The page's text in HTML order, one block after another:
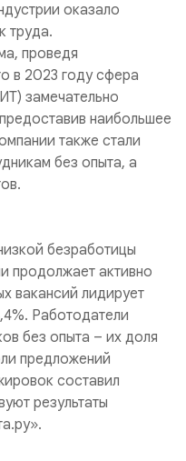
оказало
труда.
проведя
в 2023 году сфера
замечательно
наибольшее
также стали
без опыта, а
безработицы
продолжает активно
вакансий лидирует
Работодатели
без опыта – их доля
предложений
составил
результаты